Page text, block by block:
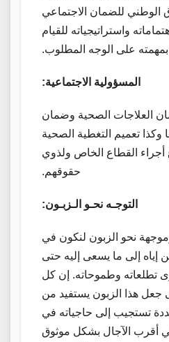
الوطني للضمان الاجتماعي
واستراتيجياته للقيام
بمهمته على الوجه المطلوب.
المسؤولية الاجتماعية:
العلاجات الصحية وضمان
وكذا تعميم التغطية الصحية
أجراء القطاع الخاص ولذوي
حقوقهم.
التوجـه نحـو الـزبـون:
نحو الزبون لنكون في
إياه إلى ما يسعى إليه حتى
تطلعاته وطموحاته. إن كل
جعل هذا الزبون يستفيد من
تستجيب إلى حاجياته في
أقرب الآجال بشكل موثوق